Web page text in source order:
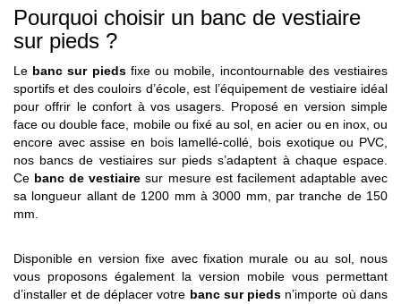
Pourquoi choisir un banc de vestiaire
sur pieds ?
Le banc sur piedsfixe ou mobile, incontournable des vestiaires
sportifs et des couloirs d’école, est l’équipement de vestiaire idéal
pour offrir le confort à vos usagers. Proposé en version simple
face ou double face, mobile ou fixé au sol, en acier ou en inox, ou
encore avec assise en bois lamellé-collé, bois exotique ou PVC,
nos bancs de vestiaires sur pieds s’adaptent à chaque espace.
Ce banc de vestiaire sur mesure est facilement adaptable avec
sa longueur allant de 1200 mm à 3000 mm, par tranche de 150
mm.
Disponible en version fixe avec fixation murale ou au sol, nous
vous proposons également la version mobile vous permettant
d’installer et de déplacer votre banc sur pieds n’importe où dans